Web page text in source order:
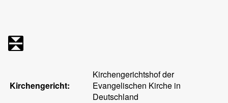
Kirchengericht:
Kirchengerichtshof der
Evangelischen Kirche in
Deutschland